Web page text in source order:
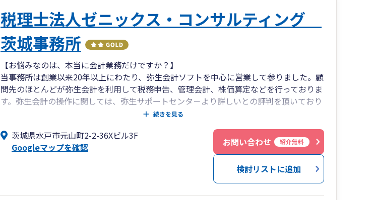
税理士法人ゼニックス・コンサルティング
茨城事務所
【お悩みなのは、本当に会計業務だけですか？】
当事務所は創業以来20年以上にわたり、弥生会計ソフトを中心に営業して参りました。顧
問先のほとんどが弥生会計を利用して税務申告、管理会計、株価算定などを行っておりま
す。弥生会計の操作に関しては、弥生サポートセンタ－より詳しいとの評判を頂いており
ます。事務所の平均年齢は32.6歳。比較的大きく事務所を運営しているのに、月々の報酬
を兼ねているので、社会保険・雇用保険の手続きから給与計算、年末調整、就業規則の作
成まで一律にフォローしての顧問報酬体系となっているため、本当の意味でのワンストッ
続きを見る
茨城県水戸市元山町2-2-36Xビル3F
Googleマップを確認
お問い合わせ 紹介無料
検討リストに追加